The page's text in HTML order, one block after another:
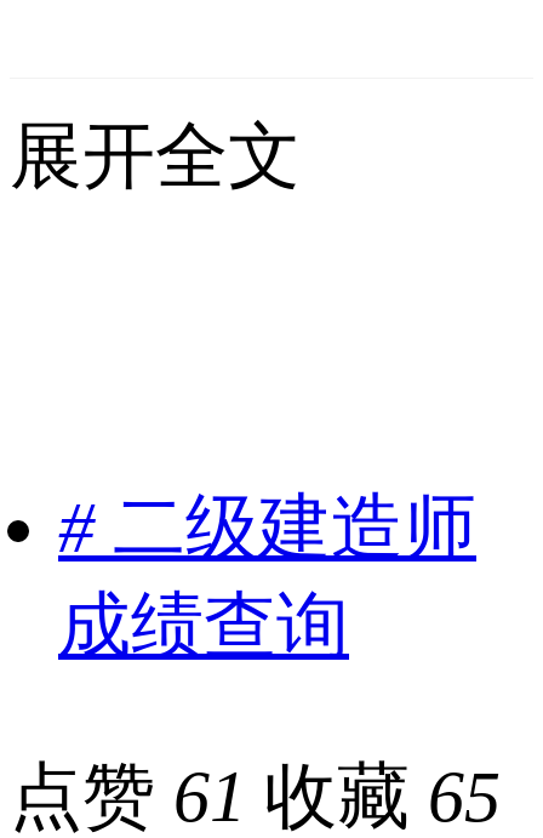
展开全文
#二级建造师
成绩查询
点赞 61 收藏 65